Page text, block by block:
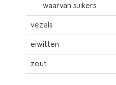
waarvan suikers
vezels
eiwitten
zout